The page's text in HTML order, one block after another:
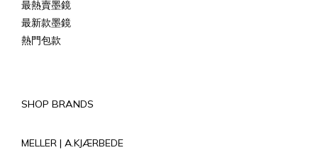
最熱賣墨鏡
最新款墨鏡
熱門包款
SHOP BRANDS
MELLER | A.KJÆRBEDE